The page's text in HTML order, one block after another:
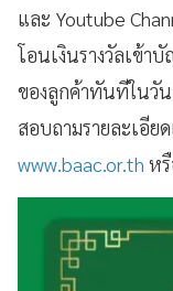
และ Youtube
โอนเงินรางวัลเข้
ของลูกค้าทันทีในวัน
สอบถามรายละเอีย
www.baac.or.th ห